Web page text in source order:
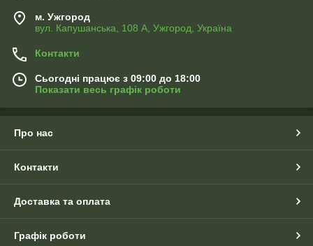
м. Ужгород
вул. Капушанська, 108 А, Ужгород, Україна
Контакти
Сьогодні працює з 09:00 до 18:00
Показати весь графік роботи
Про нас
Контакти
Доставка та оплата
Графік роботи